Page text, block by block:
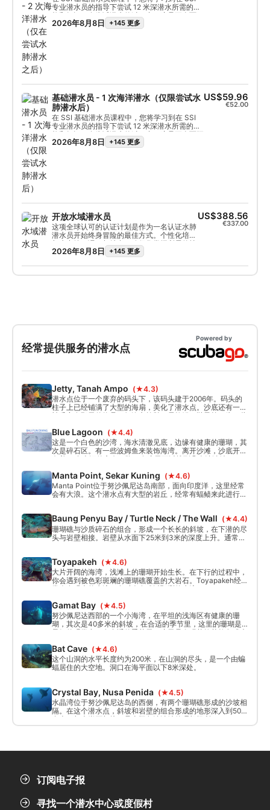
专业潜水员的指导下尝试 12 米深潜水所需的技
能和知识。在尝试潜水的过程中，这是更全面
探索水下世界的好方法。整个基础潜水员课程
2026年8月8日 +145 更多
基础潜水员 - 1 次海洋潜水（仅限尝试水
肺潜水后）
在 SSI 基础潜水员课程中，您将学习到在 SSI
专业潜水员的指导下尝试 12 米深潜水所需的技
能和知识。在尝试潜水的过程中，这是更全面探
索水下世界的好方法。整个基础潜水员课程可在
2026年8月8日 +145 更多
US$59.96
€52.00
开放水域潜水员
这项全球认可的认证计划是作为一名认证水肺
潜水员开始终身冒险的最佳方式。个性化培训
与水中练习课程相结合，确保您掌握所需的技
能和经验，在水下真正做到游刃有余。您将获
2026年8月8日 +145 更多
US$388.56
€337.00
经常提供服务的潜水点
Powered by
Jetty, Tanah Ampo (★4.3)
潜水点位于一个废弃的码头下，该码头建于2006年。码头的
柱子上已经铺满了大型的海扇，美化了潜水点。沙底还有一些
被丢弃在那里的物品，如汽车轮胎、易拉罐、鞋子等，为一些
Blue Lagoon (★4.4)
这是一个白色的沙湾，海水清澈见底，边缘有健康的珊瑚，其
次是碎石区。有一些波姆鱼来装饰海湾。离开沙滩，沙底开始
向着20多米深的方向下降，在这里可以找到几个清洁站。
Manta Point, Sekar Kuning (★4.6)
Manta Point位于努沙佩尼达岛南部，面向印度洋，这里经常
会有大浪。这个潜水点有大型的岩丘，经常有蝠鲼来此进行自
Baung Penyu Bay / Turtle Neck / The Wall (★4.4)
珊瑚礁与沙质碎石的组合，形成一个长长的斜坡，在下潜的尽
头与岩壁相接。岩壁从水面下25米到3米的深度上升。通常情
Toyapakeh (★4.6)
大片开阔的海湾，浅滩上的珊瑚开始生长。在下行的过程中，
你会遇到被色彩斑斓的珊瑚礁覆盖的大岩石。Toyapakeh经
常会有强大的水流，有时会有难以预测的水流。
Gamat Bay (★4.5)
努沙佩尼达西部的一个小海湾，在平坦的浅海区有健康的珊
瑚，其次是40多米的斜坡，在合适的季节里，这里的珊瑚是
最好的观赏点。在合适的季节里，这里是发现莫拉莫拉鱼或大
Bat Cave (★4.6)
这个山洞的水平长度约为200米，在山洞的尽头，是一个由蝙
蝠居住的大空地。洞口在海平面以下8米深处。
Crystal Bay, Nusa Penida (★4.5)
水晶湾位于努沙佩尼达岛的西侧，有两个珊瑚礁形成的沙坡相
隔。在这个潜水点，斜坡和岩壁的组合形成的地形深入到50
多米，与大岩石相接，是太阳鱼清洁站的理想场所。
订阅电子报
寻找一个潜水中心或度假村